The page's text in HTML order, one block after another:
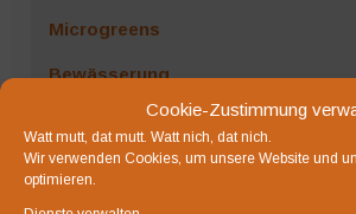
Cookie-Zustimmung
Watt mutt, dat mutt. Watt nich, dat nich.
Wir verwenden Cookies, um unsere Website und
optimieren.
Microgreens
Bewässerung
Dünger und Bodenhilfsstoffe
Erden, Substrate, Kompost
Pflanzenstützen